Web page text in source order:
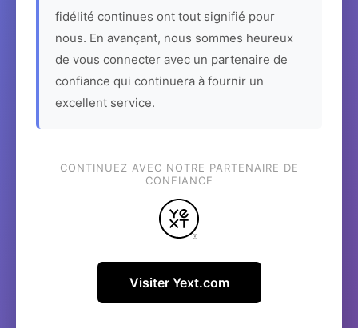
fidélité continues ont tout signifié pour
nous. En avançant, nous sommes heureux
de vous connecter avec un partenaire de
confiance qui continuera à fournir un
excellent service.
CONTINUEZ AVEC NOTRE PARTENAIRE DE
CONFIANCE
Visiter Yext.com